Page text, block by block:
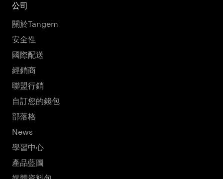
公司
關於Tangem
安全性
國際配送
經銷商
聯盟行銷
自訂您的錢包
部落格
News
學習中心
產品藍圖